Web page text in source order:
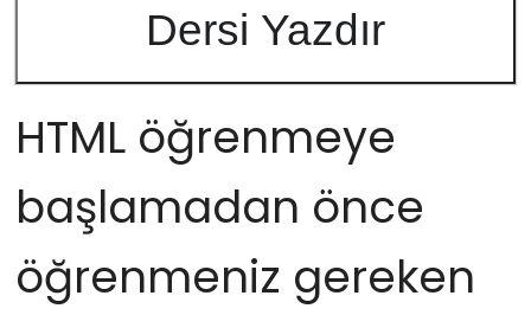
Dersi Yazdır
HTML öğrenmeye
başlamadan önce
öğrenmeniz gereken